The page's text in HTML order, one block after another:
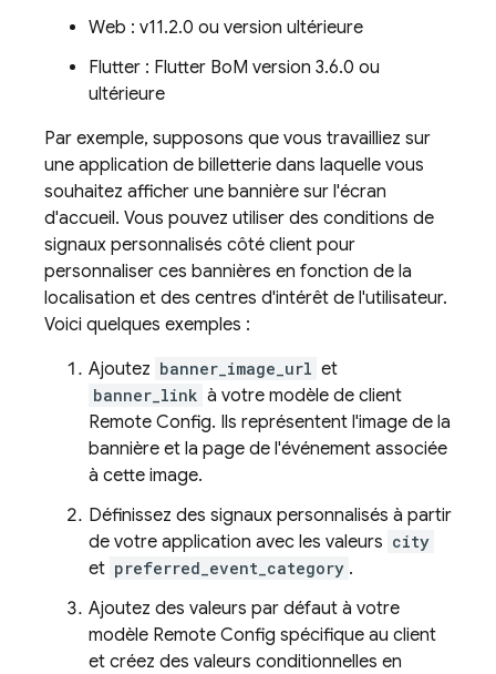
Web : v11.2.0 ou version ultérieure
Flutter : Flutter BoM version 3.6.0 ou
ultérieure
Par exemple, supposons que vous travailliez sur
une application de billetterie dans laquelle vous
souhaitez afficher une bannière sur l'écran
d'accueil. Vous pouvez utiliser des conditions de
signaux personnalisés côté client pour
personnaliser ces bannières en fonction de la
localisation et des centres d'intérêt de l'utilisateur.
Voici quelques exemples :
Ajoutez banner_image_url et
banner_link à votre modèle de client
Remote Config. Ils représentent l'image de la
bannière et la page de l'événement associée
à cette image.
Définissez des signaux personnalisés à partir
de votre application avec les valeurs city
et preferred_event_category .
Ajoutez des valeurs par défaut à votre
modèle Remote Config spécifique au client
et créez des valeurs conditionnelles en